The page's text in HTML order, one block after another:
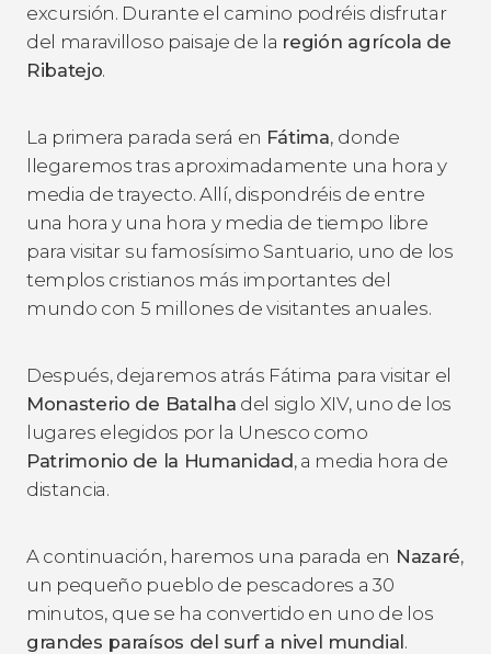
excursión. Durante el camino podréis disfrutar
del maravilloso paisaje de la región agrícola de
Ribatejo.
La primera parada será en Fátima, donde
llegaremos tras aproximadamente una hora y
media de trayecto. Allí, dispondréis de entre
una hora y una hora y media de tiempo libre
para visitar su famosísimo Santuario, uno de los
templos cristianos más importantes del
mundo con 5 millones de visitantes anuales.
Después, dejaremos atrás Fátima para visitar el
Monasterio de Batalha del siglo XIV, uno de los
lugares elegidos por la Unesco como
Patrimonio de la Humanidad, a media hora de
distancia.
A continuación, haremos una parada en Nazaré,
un pequeño pueblo de pescadores a 30
minutos, que se ha convertido en uno de los
grandes paraísos del surf a nivel mundial.